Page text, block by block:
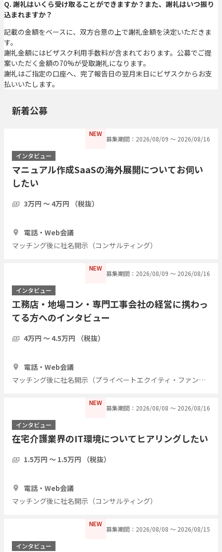
Q. 謝礼はいくら受け取ることができますか？また、謝礼はいつ振り
込まれますか？
記載の金額をベースに、双方合意の上で謝礼金額を決定いただきま
す。
謝礼金額にはビザスク利用手数料が含まれております。公募でご提
案いただく金額の70%が受取謝礼になります。
謝礼はご指定の口座へ、完了報告日の翌月末日にビザスクからお支
払いいたします。
新着公募
NEW
募集期間：2026/08/09 〜 2026/08/16
インタビュー
マニュアル作成SaaSの海外展開についてお伺い
したい
3万円 〜 4万円 （税抜）
電話・Web会議
マッチング後に社名開示（コンサルティング）
NEW
募集期間：2026/08/09 〜 2026/08/16
インタビュー
工務店・地場コン・専門工事会社の経営に携わっ
てる方へのインタビュー
4万円 〜 4.5万円 （税抜）
電話・Web会議
マッチング後に社名開示（プライベートエクイティ・ファンド）
NEW
募集期間：2026/08/08 〜 2026/08/16
インタビュー
在宅介護業界のIT環境についてヒアリングしたい
1.5万円 〜 1.5万円 （税抜）
電話・Web会議
マッチング後に社名開示（コンサルティング）
NEW
募集期間：2026/08/08 〜 2026/08/15
インタビュー